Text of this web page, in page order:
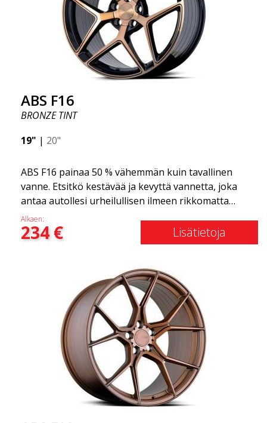
ABS F16
BRONZE TINT
19" | 20"
ABS F16 painaa 50 % vähemmän kuin tavallinen
vanne. Etsitkö kestävää ja kevyttä vannetta, joka
antaa autollesi urheilullisen ilmeen rikkomatta
pankkia? ABS F16 on oma yrityksemme tarjota
laatutietoisille asiakkaille vanne, joka hyötyy
uusimmista materiaalien ja tuotannon
jossa kehitys etenee nopeasti, ja ABS F16 on
todellakin eturintamassa!
Alkaen:
234€ Lisätietoja